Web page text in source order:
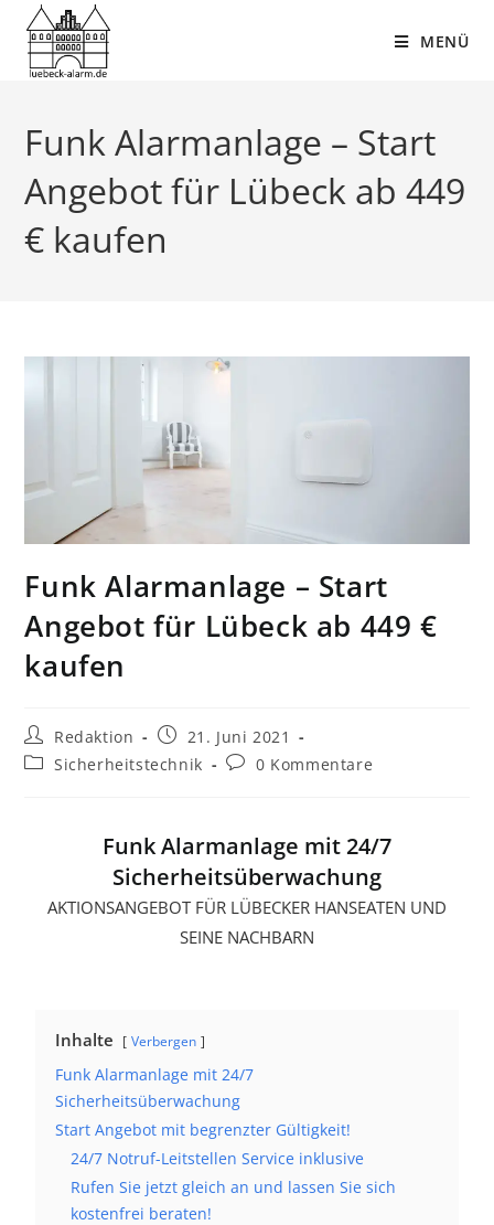
MENÜ
Funk Alarmanlage – Start
Angebot für Lübeck ab 449
€ kaufen
Funk Alarmanlage – Start
Angebot für Lübeck ab 449 €
kaufen
Redaktion
21. Juni 2021
Sicherheitstechnik
0 Kommentare
Funk Alarmanlage mit 24/7
Sicherheitsüberwachung
AKTIONSANGEBOT FÜR LÜBECKER HANSEATEN UND
SEINE NACHBARN
Inhalte Verbergen
Funk Alarmanlage mit 24/7
Sicherheitsüberwachung
Start Angebot mit begrenzter Gültigkeit!
24/7 Notruf-Leitstellen Service inklusive
Rufen Sie jetzt gleich an und lassen Sie sich
kostenfrei beraten!